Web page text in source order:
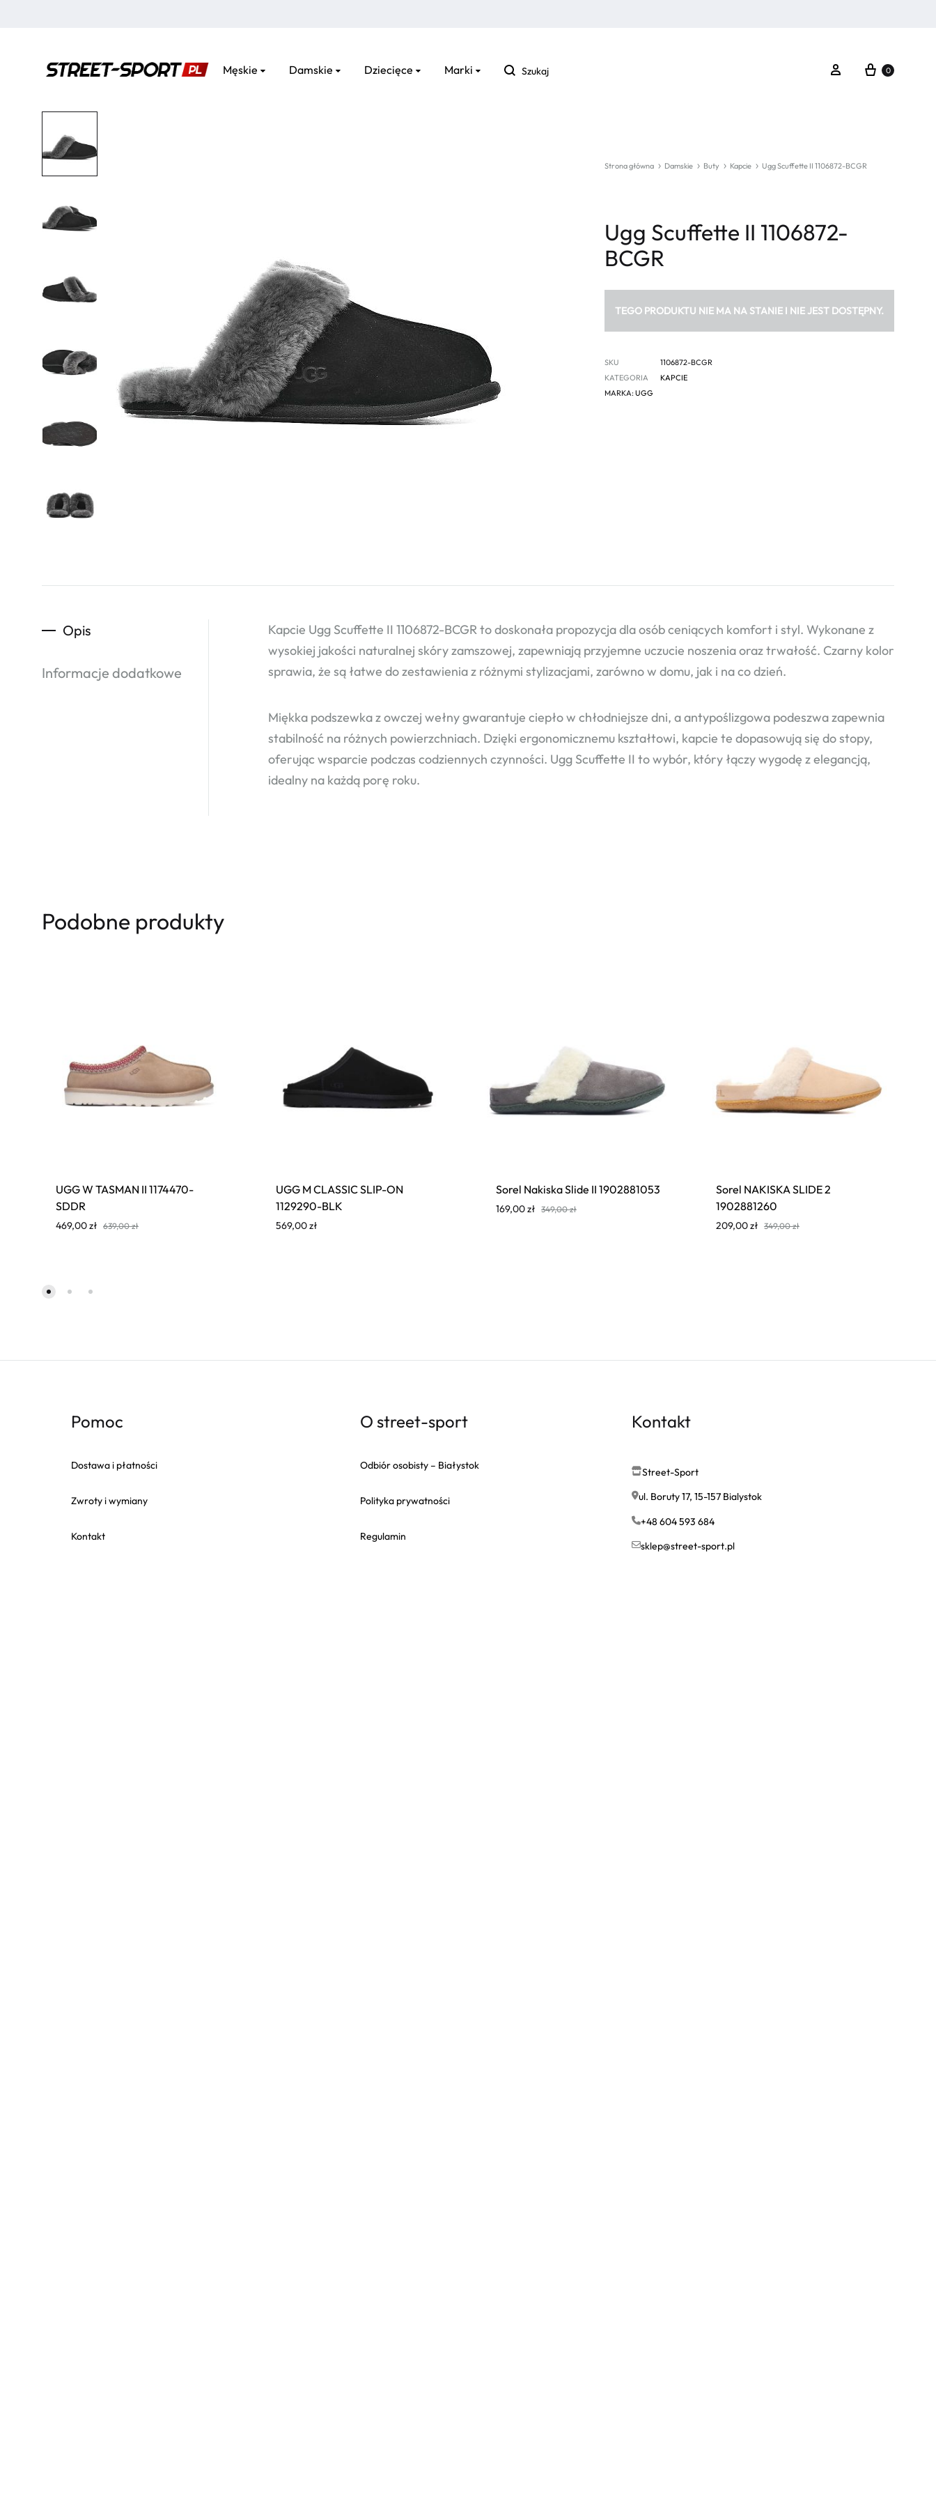
sport.pl
Męskie Damskie Dziecięce Marki Szukaj Zaloguj sięKoszyk
0
Strona główna Damskie Buty Kapcie Ugg Scuffette II 1106872-BCGR
Ugg Scuffette II 1106872-
BCGR
TEGO PRODUKTU NIE MA NA STANIE I NIE JEST DOSTĘPNY.
SKU
1106872-BCGR
KATEGORIA
KAPCIE
MARKA: UGG
Opis
Informacje dodatkowe
Kapcie Ugg Scuffette II 1106872-BCGR to doskonała propozycja dla osób ceniących komfort i styl. Wykonane z
wysokiej jakości naturalnej skóry zamszowej, zapewniają przyjemne uczucie noszenia oraz trwałość. Czarny kolor
sprawia, że są łatwe do zestawienia z różnymi stylizacjami, zarówno w domu, jak i na co dzień.
Miękka podszewka z owczej wełny gwarantuje ciepło w chłodniejsze dni, a antypoślizgowa podeszwa zapewnia
stabilność na różnych powierzchniach. Dzięki ergonomicznemu kształtowi, kapcie te dopasowują się do stopy,
oferując wsparcie podczas codziennych czynności. Ugg Scuffette II to wybór, który łączy wygodę z elegancją,
idealny na każdą porę roku.
Podobne produkty
UGG W TASMAN II 1174470-
SDDR
469,00zł 639,00zł
UGG M CLASSIC SLIP-ON
1129290-BLK
569,00zł
Sorel Nakiska Slide II 1902881053
169,00zł 349,00zł
Sorel NAKISKA SLIDE 2
1902881260
209,00zł 349,00zł
Pomoc
Dostawa i płatności
Zwroty i wymiany
Kontakt
O street-sport
Odbiór osobisty – Białystok
Polityka prywatności
Regulamin
Kontakt
Street-Sport
ul. Boruty 17, 15-157 Bialystok
+48 604 593 684
sklep@street-sport.pl